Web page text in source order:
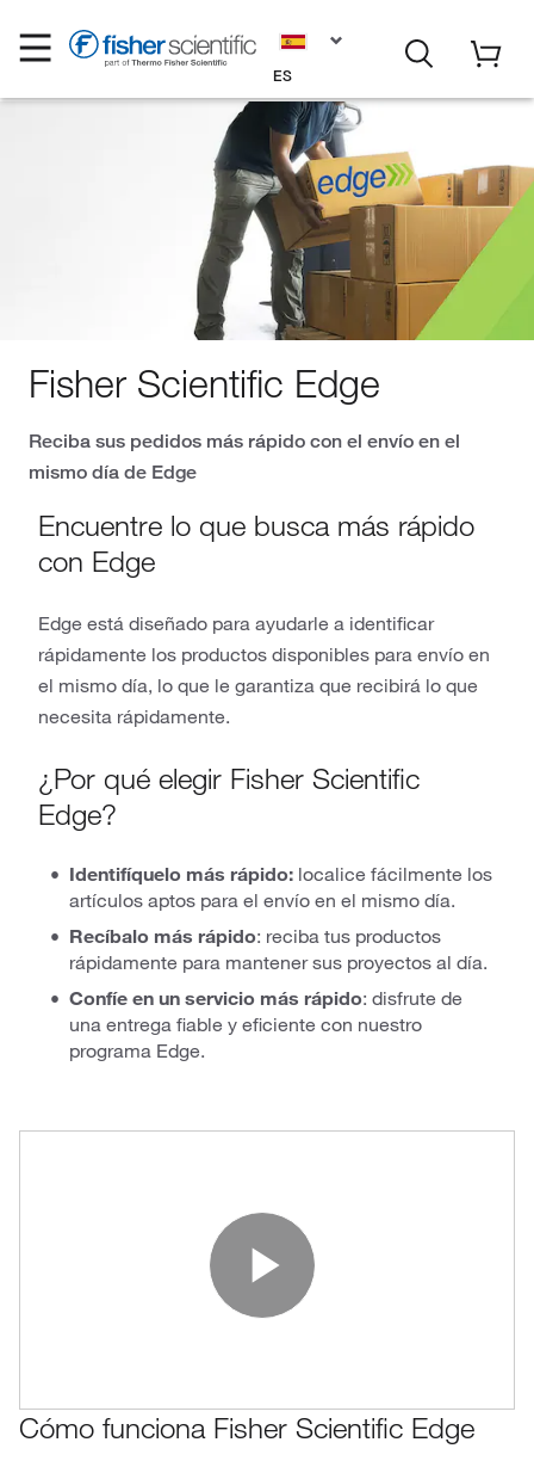
ES
Fisher Scientific Edge
Reciba sus pedidos más rápido con el envío en el
mismo día de Edge
Encuentre lo que busca más rápido
con Edge
Edge está diseñado para ayudarle a identificar
rápidamente los productos disponibles para envío en
el mismo día, lo que le garantiza que recibirá lo que
necesita rápidamente.
¿Por qué elegir Fisher Scientific
Edge?
Identifíquelo más rápido: localice fácilmente los
artículos aptos para el envío en el mismo día.
Recíbalo más rápido: reciba tus productos
rápidamente para mantener sus proyectos al día.
Confíe en un servicio más rápido: disfrute de
una entrega fiable y eficiente con nuestro
programa Edge.
Play
Cómo funciona Fisher Scientific Edge